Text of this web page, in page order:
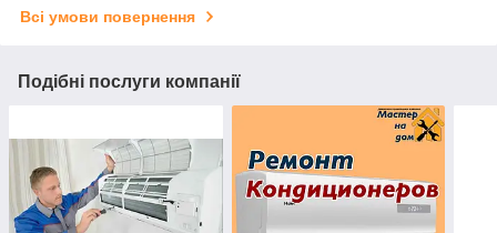
Всі умови повернення
Подібні послуги компанії